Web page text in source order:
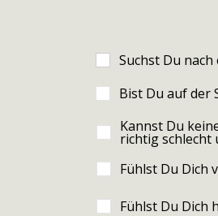
Suchst Du
Bist Du auf der
Kannst Du
richtig schlecht
Fühlst Du Dich
Fühlst Du Dich